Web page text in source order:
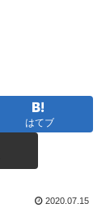
はてブ
2020.07.15